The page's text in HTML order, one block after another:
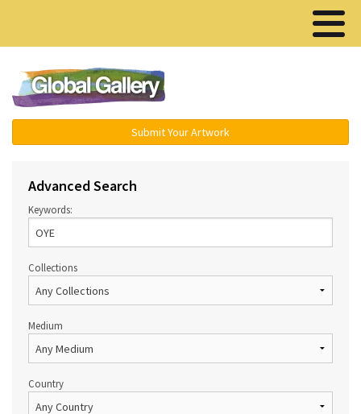
Submit Your Artwork
Advanced Search
Keywords:
Collections
Medium
Country